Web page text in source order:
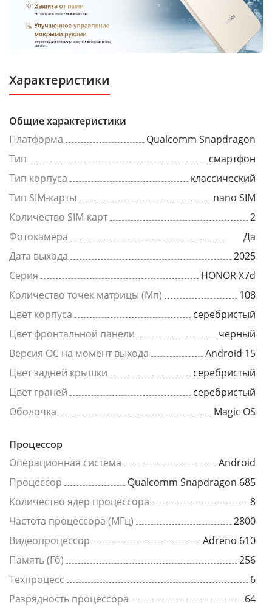
Характеристики
Общие характеристики
Платформа
Qualcomm Snapdragon
Тип
смартфон
Тип корпуса
классический
Тип SIM-карты
nano SIM
Количество SIM-карт
2
Фотокамера
Да
Дата выхода
2025
Серия
HONOR X7d
Количество точек матрицы (Мп)
108
Цвет корпуса
серебристый
Цвет фронтальной панели
черный
Версия ОС на момент выхода
Android 15
Цвет задней крышки
серебристый
Цвет граней
серебристый
Оболочка
Magic OS
Процессор
Операционная система
Android
Процессор
Qualcomm Snapdragon 685
Количество ядер процессора
8
Частота процессора (МГц)
2800
Видеопроцессор
Adreno 610
Память (Гб)
256
Техпроцесс
6
Разрядность процессора
64